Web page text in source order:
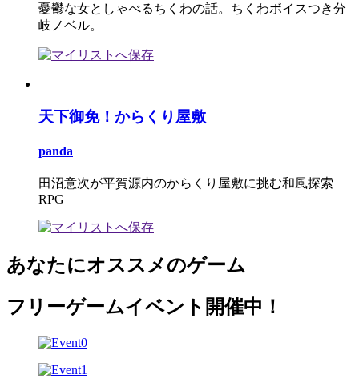
憂鬱な女としゃべるちくわの話。ちくわボイスつき分
岐ノベル。
天下御免！からくり屋敷
panda
田沼意次が平賀源内のからくり屋敷に挑む和風探索
RPG
あなたにオススメのゲーム
フリーゲームイベント開催中！